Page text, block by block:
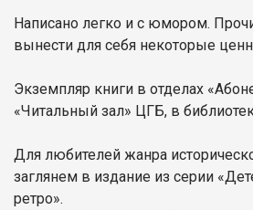
Написано легко и с юмором.
вынести для себя некоторые
Экземпляр книги в отделах
«Читальный зал» ЦГБ, в
Для любителей жанра
заглянем в издание из серии
ретро».